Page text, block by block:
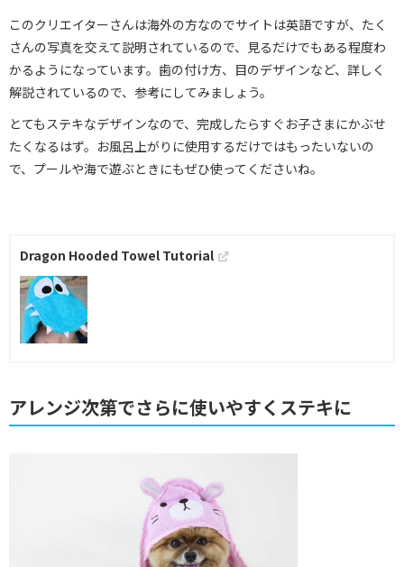
このクリエイターさんは海外の方なのでサイトは英語ですが、たく
さんの写真を交えて説明されているので、見るだけでもある程度わ
かるようになっています。歯の付け方、目のデザインなど、詳しく
解説されているので、参考にしてみましょう。
とてもステキなデザインなので、完成したらすぐお子さまにかぶせ
たくなるはず。お風呂上がりに使用するだけではもったいないの
で、プールや海で遊ぶときにもぜひ使ってくださいね。
Dragon Hooded Towel Tutorial
アレンジ次第でさらに使いやすくステキに